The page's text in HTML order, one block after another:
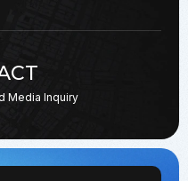
Media Inquiry